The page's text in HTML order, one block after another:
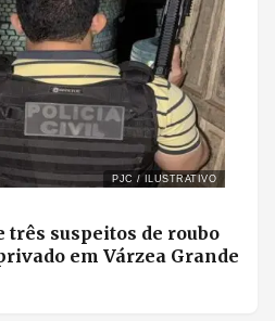
PJC / ILUSTRATIVO
suspeitos de roubo
em Várzea Grande